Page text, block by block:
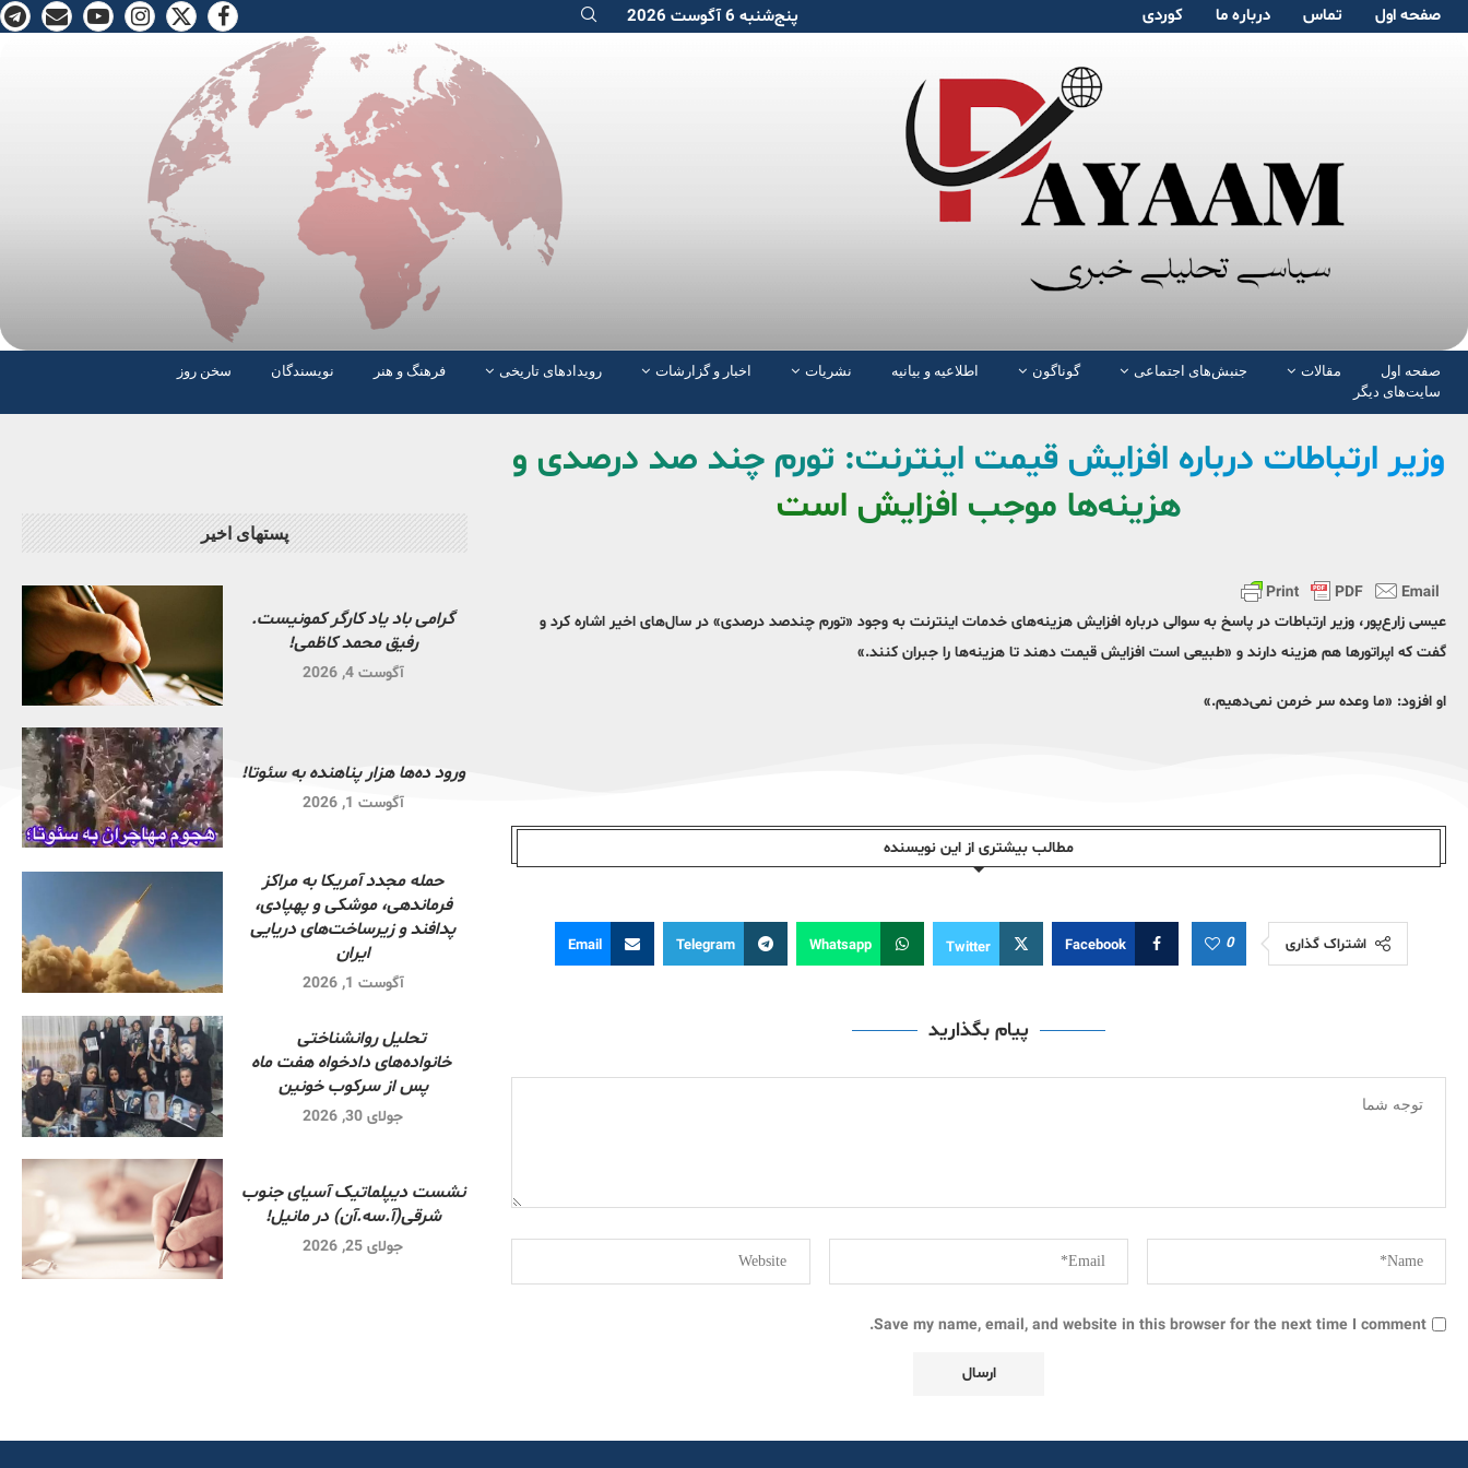
صفحە اول تماس دربارە ما کوردی پنج‌شنبه 6 آگوست 2026
صفحە اول مقالات جنبش‌های اجتماعی گوناگون اطلاعیه و بیانیه نشریات اخبار و گزارشات رویدادهای تاریخی فرهنگ و هنر نویسندگان
سخن روز
سایت‌های دیگر
وزیر ارتباطات درباره افزایش قیمت اینترنت: تورم چند صد درصدی و
هزینه‌ها موجب افزایش است
عیسی زارع‌پور، وزیر ارتباطات در پاسخ به سوالی درباره افزایش هزینه‌های خدمات اینترنت به وجود «تورم چندصد درصدی» در سال‌های اخیر اشاره کرد و
گفت که اپراتورها هم هزینه دارند و «طبیعی است افزایش قیمت دهند تا هزینه‌ها را جبران کنند.»
او افزود: «ما وعده سر خرمن نمی‌دهیم.»
مطالب بیشتری از این نویسندە
اشتراک گذاری 0
Facebook
Twitter
Whatsapp
Telegram
Email
پیام بگذارید
Save my name, email, and website in this browser for the next time I comment.
پستهای اخیر
گرامی باد یاد کارگر کمونیست.
رفیق محمد کاظمی!
آگوست 4, 2026
ورود ده‌ها هزار پناهنده به سئوتا!
آگوست 1, 2026
حمله مجدد آمریکا به مراکز
فرماندهی، موشکی و پهپادی،
پدافند و زیرساخت‌های دریایی
ایران
آگوست 1, 2026
تحلیل روانشناختی
خانواده‌های دادخواه هفت ماه
پس از سرکوب خونین
جولای 30, 2026
نشست دیپلماتیک آسیای جنوب
شرقی‌(آ.سه.آن) در مانیل!
جولای 25, 2026